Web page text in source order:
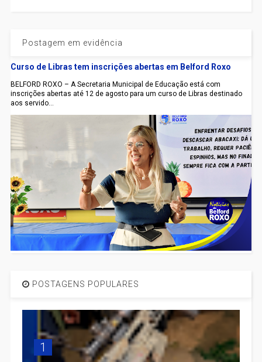
Postagem em evidência
Curso de Libras tem inscrições abertas em Belford Roxo
BELFORD ROXO – A Secretaria Municipal de Educação está com
inscrições abertas até 12 de agosto para um curso de Libras destinado
aos servido...
POSTAGENS POPULARES
1